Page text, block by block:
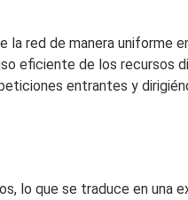
red de manera uniforme
eficiente de los recursos
entrantes y
lo que se traduce en una